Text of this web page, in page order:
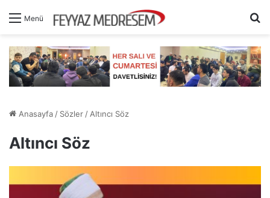
Menü
Anasayfa / Sözler / Altıncı Söz
Altıncı Söz